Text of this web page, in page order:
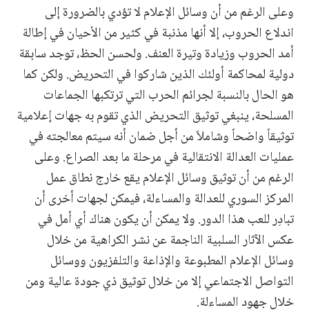
وعلى الرغم من أن وسائل الإعلام لا تؤدي بالضرورة إلى
اندلاع الحروب، إلا أنها مذنبة في كثير من الأحيان في إطالة
أمد الحروب وزيادة وتيرة العنف. ولحسن الحظ، توجد سابقة
دولية لمحاكمة أولئك الذين شاركوا في التحريض. ولكن كما
هو الحال بالنسبة لجرائم الحرب التي ترتكبها الجماعات
المسلحة، ينبغي توثيق التحريض الذي تقوم به جهات إعلامية
توثيقاً واضحاً وشاملاً من أجل ضمان أنه سيتم معالجته في
عمليات العدالة الانتقالية في مرحلة ما بعد الصراع. وعلى
الرغم من أن توثيق وسائل الإعلام يقع خارج نطاق عمل
المركز السوري للعدالة والمساءلة، فيمكن لجهات أخرى أن
تبادِر للعب هذا الدور. ولا يمكن أن يكون هناك أي أمل في
عكس الآثار السلبية الناجمة عن نشر الكراهية من خلال
وسائل الإعلام المطبوعة والإذاعة والتلفزيون ووسائل
التواصل الاجتماعي إلا من خلال توثيق ذي جودة عالية ومن
خلال جهود المساءلة.